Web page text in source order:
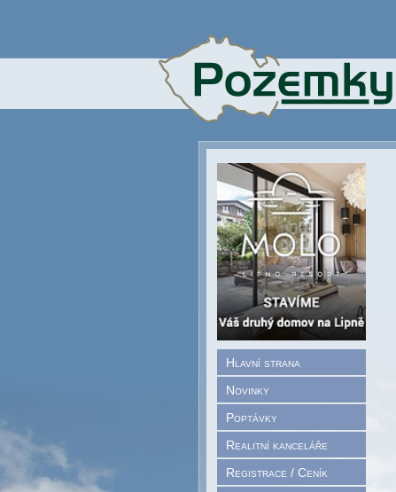
Hlavní strana
Novinky
Poptávky
Realitní kanceláře
Registrace / Ceník